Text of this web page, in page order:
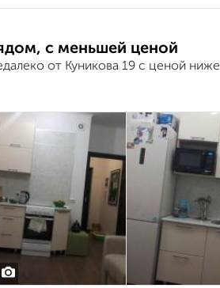
с меньшей ценой
от Куникова 19 с ценой ниже